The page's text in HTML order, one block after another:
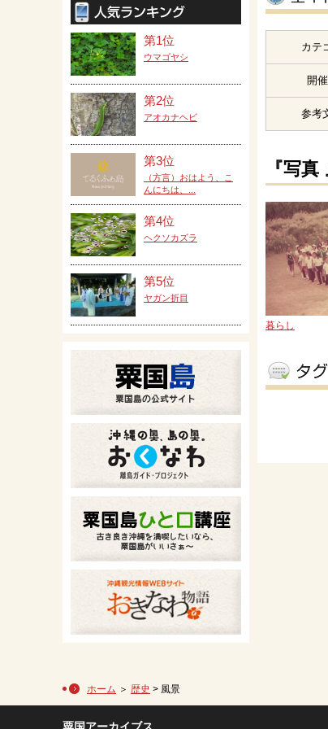
カテ
開
参考
『写
暮らし
第1位
ウマゴヤシ
第2位
アオカナヘビ
第3位
（方言）おはよう、こ
んにちは、...
第4位
ヘクソカズラ
第5位
ヤガン折目
ホーム ＞ 歴史 > 風景